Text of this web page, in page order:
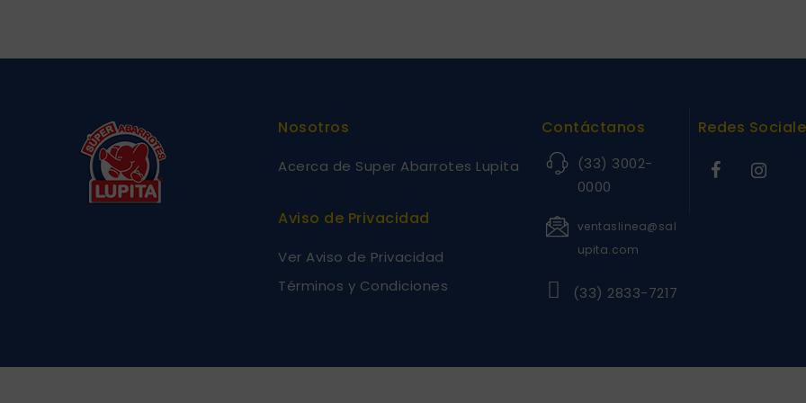
Nosotros
Acerca de Super Abarrotes Lupita
Aviso de Privacidad
Ver Aviso de Privacidad
Términos y Condiciones
Contáctanos
(33) 3002-
0000
ventaslinea@sal
upita.com
(33) 2833-7217
Redes